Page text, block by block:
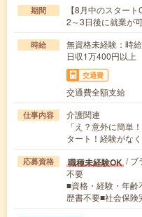
期間
【8月中のスター
2～3日後に就業が
時給
無資格未経験：
日収1万400円以上
交通費
交通費全額支給
仕事内容
介護関連
「え？意外に簡単
タート！経験がな
応募資格 職種未経験OK / ブ
不要
■資格・経験・年齢
歴書不要■社会保